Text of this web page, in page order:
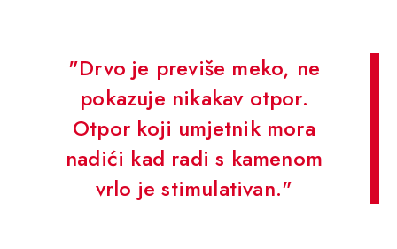
"Drvo je previše meko, ne
pokazuje nikakav otpor.
Otpor koji umjetnik mora
nadići kad radi s kamenom
vrlo je stimulativan."